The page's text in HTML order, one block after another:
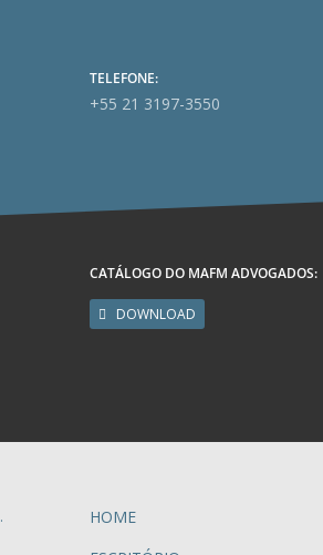
TELEFONE:
+55 21 3197-3550
CATÁLOGO DO MAFM ADVOGADOS:
DOWNLOAD
.
HOME